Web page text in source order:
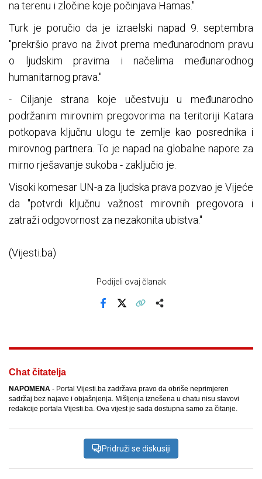
na terenu i zločine koje počinjava Hamas."
Turk je poručio da je izraelski napad 9. septembra
"prekršio pravo na život prema međunarodnom pravu
o ljudskim pravima i načelima međunarodnog
humanitarnog prava."
- Ciljanje strana koje učestvuju u međunarodno
podržanim mirovnim pregovorima na teritoriji Katara
potkopava ključnu ulogu te zemlje kao posrednika i
mirovnog partnera. To je napad na globalne napore za
mirno rješavanje sukoba - zaključio je.
Visoki komesar UN-a za ljudska prava pozvao je Vijeće
da "potvrdi ključnu važnost mirovnih pregovora i
zatraži odgovornost za nezakonita ubistva."
(Vijesti.ba)
Podijeli ovaj članak
Chat čitatelja
NAPOMENA - Portal Vijesti.ba zadržava pravo da obriše neprimjeren
sadržaj bez najave i objašnjenja. Mišljenja iznešena u chatu nisu stavovi
redakcije portala Vijesti.ba. Ova vijest je sada dostupna samo za čitanje.
Pridruži se diskusiji